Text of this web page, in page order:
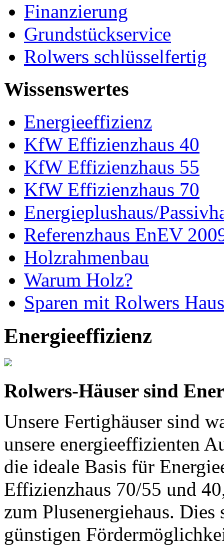
Finanzierung
Grundstückservice
Rolwers schlüsselfertig
Wissenswertes
Energieeffizienz
KfW Effizienzhaus 40
KfW Effizienzhaus 55
KfW Effizienzhaus 70
Energieplushaus/
Referenzhaus EnEV
Holzrahmenbau
Warum Holz?
Sparen mit Rolwers Haus
Energieeffizienz
Rolwers-Häuser sind
Unsere Fertighäuser sind
unsere energieeffizienten
die ideale Basis für
Effizienzhaus 70/55 und
zum Plusenergiehaus.
günstigen